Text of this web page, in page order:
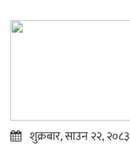
शुक्रबार, साउन २२, २०८३